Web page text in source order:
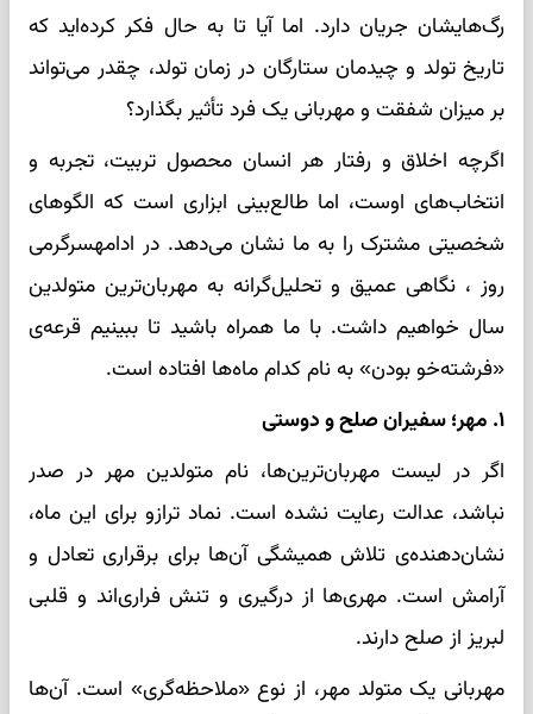
رگ‌هایشان جریان دارد. اما آیا تا به حال فکر کرده‌اید که
تاریخ تولد و چیدمان ستارگان در زمان تولد، چقدر می‌تواند
بر میزان شفقت و مهربانی یک فرد تأثیر بگذارد؟
اگرچه اخلاق و رفتار هر انسان محصول تربیت، تجربه و
انتخاب‌های اوست، اما طالع‌بینی ابزاری است که الگوهای
شخصیتی مشترک را به ما نشان می‌دهد. در ادامهسرگرمی
روز ، نگاهی عمیق و تحلیل‌گرانه به مهربان‌ترین متولدین
سال خواهیم داشت. با ما همراه باشید تا ببینیم قرعه‌ی
«فرشته‌خو بودن» به نام کدام ماه‌ها افتاده است.
۱. مهر؛ سفیران صلح و دوستی
اگر در لیست مهربان‌ترین‌ها، نام متولدین مهر در صدر
نباشد، عدالت رعایت نشده است. نماد ترازو برای این ماه،
نشان‌دهنده‌ی تلاش همیشگی آن‌ها برای برقراری تعادل و
آرامش است. مهری‌ها از درگیری و تنش فراری‌اند و قلبی
لبریز از صلح دارند.
مهربانی یک متولد مهر، از نوع «ملاحظه‌گری» است. آن‌ها